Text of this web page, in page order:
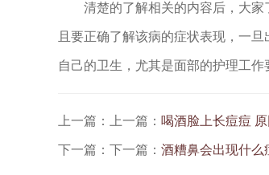
清楚的了解相关的内容后，大家
且要正确了解该病的症状表现，一
自己的卫生，尤其是面部的护理工作
上一篇：上一篇： 喝酒脸上长痘痘
下一篇：下一篇： 酒糟鼻会出现什么